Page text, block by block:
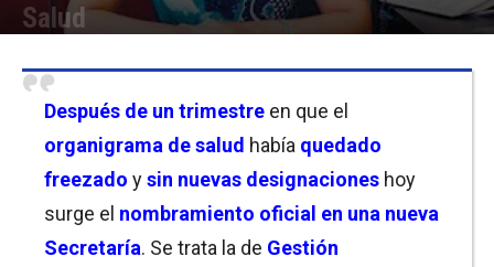
Salud
Después de un trimestre en que el
organigrama de salud había quedado
freezado ysin nuevas designaciones hoy
surge el nombramiento oficial en una nueva
Secretaría. Se trata la de Gestión